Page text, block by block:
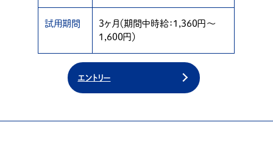
試用期間
3ヶ月（期間中時給：1,360円〜
1,600円）
エントリー